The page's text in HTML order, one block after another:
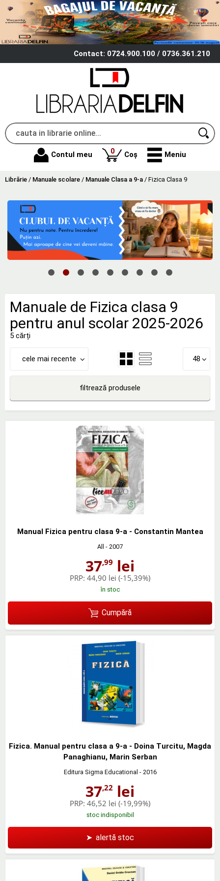
Contact: 0724.900.100 / 0736.361.210
Contul meu 0produse
Coș Meniu
Librărie / Manuale scolare / Manuale Clasa a 9-a / Fizica Clasa 9
Manuale de Fizica clasa 9
pentru anul scolar 2025-2026
5 cărți
cele mai recente 48
filtrează produsele
Manual Fizica pentru clasa 9-a - Constantin Mantea
All - 2007
37,99 lei
PRP: 44,90 lei (-15,39%)
în stoc
Cumpără
Fizica. Manual pentru clasa a 9-a - Doina Turcitu, Magda
Panaghianu, Marin Serban
Editura Sigma Educational - 2016
37,22 lei
PRP: 46,52 lei (-19,99%)
stoc indisponibil
➤ alertă stoc